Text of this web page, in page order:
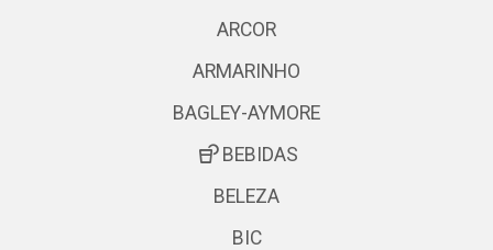
ARCOR
ARMARINHO
BAGLEY-AYMORE
BEBIDAS
BELEZA
BIC